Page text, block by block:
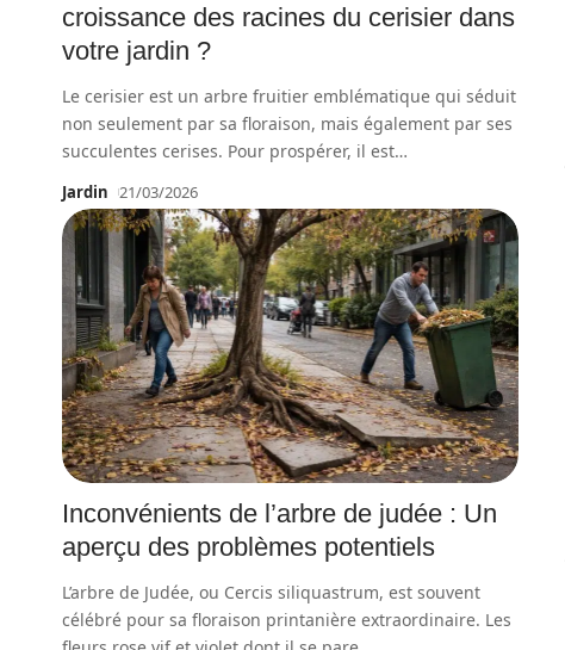
croissance des racines du cerisier dans
votre jardin ?
Le cerisier est un arbre fruitier emblématique qui séduit
non seulement par sa floraison, mais également par ses
succulentes cerises. Pour prospérer, il est…
Jardin 21/03/2026
Inconvénients de l’arbre de judée : Un
aperçu des problèmes potentiels
L’arbre de Judée, ou Cercis siliquastrum, est souvent
célébré pour sa floraison printanière extraordinaire. Les